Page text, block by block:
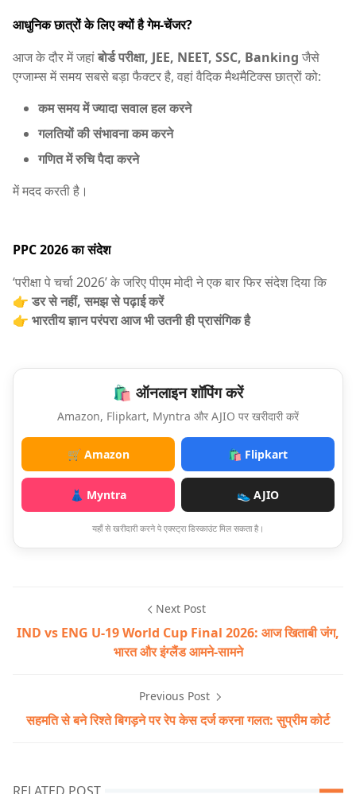
आधुनिक छात्रों के लिए क्यों है गेम-चेंजर?
आज के दौर में जहांबोर्ड परीक्षा, JEE, NEET, SSC, Banking जैसे
एग्जाम्स में समय सबसे बड़ा फैक्टर है, वहां वैदिक मैथमैटिक्स छात्रों को:
कम समय में ज्यादा सवाल हल करने
गलतियों की संभावना कम करने
गणित में रुचि पैदा करने
में मदद करती है।
PPC 2026 का संदेश
‘परीक्षा पे चर्चा 2026’ के जरिए पीएम मोदी ने एक बार फिर संदेश दिया कि
👉डर से नहीं, समझ से पढ़ाई करें
👉 भारतीय ज्ञान परंपरा आज भी उतनी ही प्रासंगिक है
🛍️ ऑनलाइन शॉपिंग करें
Amazon, Flipkart, Myntra और AJIO पर खरीदारी करें
🛒 Amazon 🛍️ Flipkart
👗 Myntra 👟 AJIO
यहाँ से खरीदारी करने पे एक्स्ट्रा डिस्काउंट मिल सकता है।
Next Post
IND vs ENG U-19 World Cup Final 2026: आज खिताबी जंग,
भारत और इंग्लैंड आमने-सामने
Previous Post
सहमति से बने रिश्ते बिगड़ने पर रेप केस दर्ज करना गलत: सुप्रीम कोर्ट